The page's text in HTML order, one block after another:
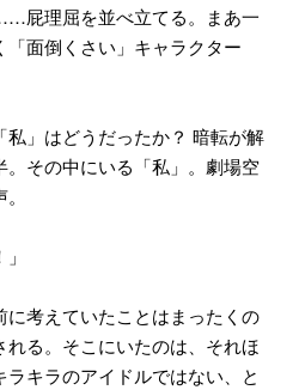
屁理屈を並べ立てる。まあ一
面倒くさい」キャラクター
」はどうだったか？ 暗転が解
その中にいる「私」。劇場空
に考えていたことはまったくの
る。そこにいたのは、それほ
キラのアイドルではない、と